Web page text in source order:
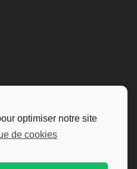
optimiser notre site
de cookies